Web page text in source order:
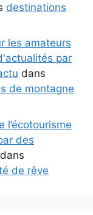
destinations
les amateurs
par
dans
de montagne
l’écotourisme
des
dans
de rêve